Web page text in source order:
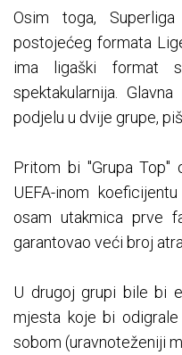
Osim toga,
postojećeg formata
ima ligaški format
spektakularnija.
podjelu u dvije grupe,
Pritom bi "Grupa Top"
UEFA-inom
osam utakmica prve
garantovao veći broj
U drugoj grupi bile bi
mjesta koje bi
sobom (uravnoteženiji